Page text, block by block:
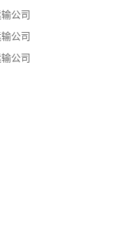
公司
公司
公司